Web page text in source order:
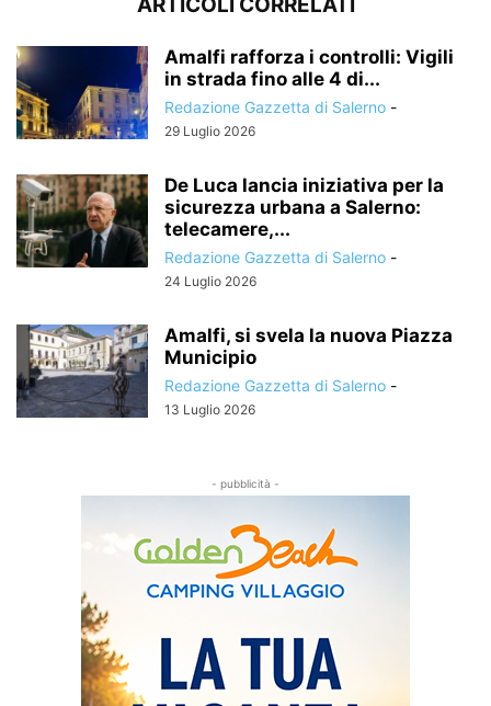
Amalfi rafforza i controlli: Vigili
in strada fino alle 4 di...
Redazione Gazzetta di Salerno -
29 Luglio 2026
De Luca lancia iniziativa per la
sicurezza urbana a Salerno:
telecamere,...
Redazione Gazzetta di Salerno -
24 Luglio 2026
Amalfi, si svela la nuova Piazza
Municipio
Redazione Gazzetta di Salerno -
13 Luglio 2026
- pubblicità -